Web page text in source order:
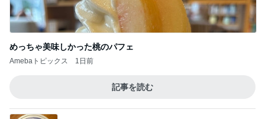
めっちゃ美味しかった桃のパフェ
Amebaトピックス 1日前
記事を読む